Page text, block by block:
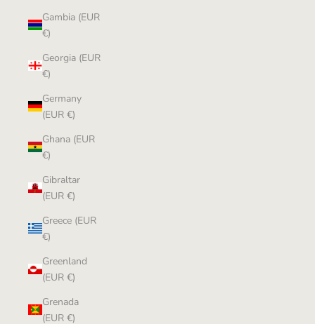
Gambia (EUR
€)
Georgia (EUR
€)
Germany
(EUR €)
Ghana (EUR
€)
Gibraltar
(EUR €)
Greece (EUR
€)
Greenland
(EUR €)
Grenada
(EUR €)